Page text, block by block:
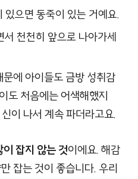
있으면 동죽이 있는 거예요.
천천히 앞으로 나아가세
에 아이들도 금방 성취감
도 처음에는 어색해했지
이 나서 계속 파더라고요.
이 잡지 않는 것이에요. 해감
잡는 것이 좋습니다. 우리